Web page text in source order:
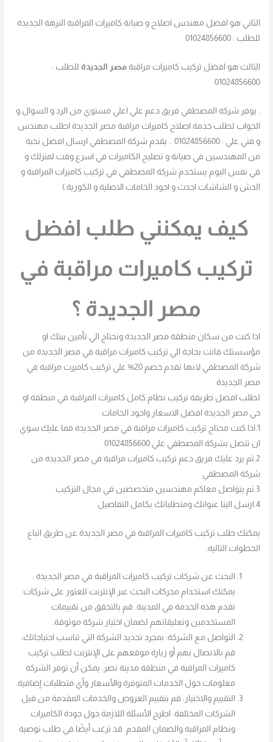
الثاني هو افضل مهندس اصلاح و صيانة كاميرات المراقبة النزهة الجديدة
للطلب : 01024856600
الثالث هو افضل تركيب كاميرات مراقبةمصر الجديدة
للطلب :
01024856600
. يوفر شركة المصطفي فريق دعم علي اعلي مستوي من الرد و السوال و
الجواب لطلب خدمة اصلاح كاميرات مراقبة مصر الجديدة اطلب مهندس
و فني علي : 01024856600 .. يقدم شركة المصطفي ارسال افضل نخبة
من المهندسين في صيانة و تصليح الكاميرات في اسرع وقت لمنزلك و
في نفس اليوم يستخدم شركة المصطفي في تركيب كاميرات المراقبة و
الدش و الشاشات احدث و اجود الخامات الاصلية و الكورية.)
كيف يمكنني طلب افضل
تركيب كاميرات مراقبة في
مصر الجديدة ؟
اذا كنت من سكان منطقة مصر الجديدة وتحتاج الي تأمين بيتك او
مؤسستك فانت بحاجة الي تركيب كاميرات مراقبة في مصر الجديدة من
شركة المصطفي لانها تقدم خصم 20% علي تركيب كاميرت مراقبة في
مصر الجديدة
لطلب افضل طريقة تركيب نظام كامل كاميرات المراقبة في منطقة او
حي مصر الجديدة افضل الاسعار واجود الخامات
1.اذا كنت محتاج تركيب كاميرات مراقبة في مصر الجديدة فما عليك سوي
ان تتصل بشركة المصطفي علي 01024856600
2.ثم يرد عليك فريق دعم تركيب كاميرات مراقبة في مصر الجديدة من
شركة المصطفي
3.ثم يتواصل معاكم مهندسين متخصصين في مجال التركيب
4.ارسل الينا عنوانك ومتطلباتك بكامل التفاصيل
يمكنك طلب تركيب كاميرات المراقبة في مصر الجديدة عن طريق اتباع
الخطوات التالية:
البحث عن شركات تركيب كاميرات المراقبة في مصر الجديدة :
يمكنك استخدام محركات البحث عبر الإنترنت للعثور على شركات
تقدم هذه الخدمة في المدينة. قم بالتحقق من تقييمات
المستخدمين وتعليقاتهم لضمان اختيار شركة موثوقة.
التواصل مع الشركة: بمجرد تحديد الشركة التي تناسب احتياجاتك،
قم بالاتصال بهم أو زيارة موقعهم على الإنترنت لطلب تركيب
كاميرات المراقبة في منطقة مدينة نصر. يمكن أن توفر الشركة
معلومات حول الخدمات المتوفرة والأسعار وأي متطلبات إضافية.
التقييم والاختيار: قم بتقييم العروض والخدمات المقدمة من قبل
الشركات المختلفة. اطرح الأسئلة اللازمة حول جودة الكاميرات
ونظام المراقبة والضمان المقدم. قد ترغب أيضًا في طلب توصية